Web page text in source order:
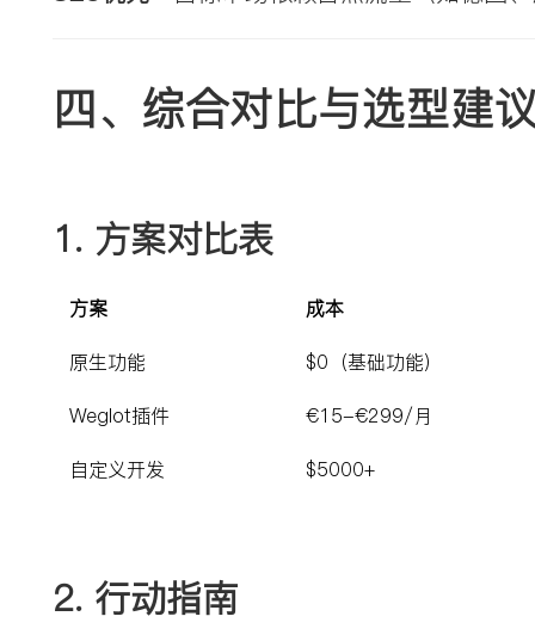
四、综合对比与选型建
1. 方案对比表
方案 成本
原生功能 $0（基础功能）
Weglot插件 €15-€299/月
自定义开发 $5000+
2. 行动指南